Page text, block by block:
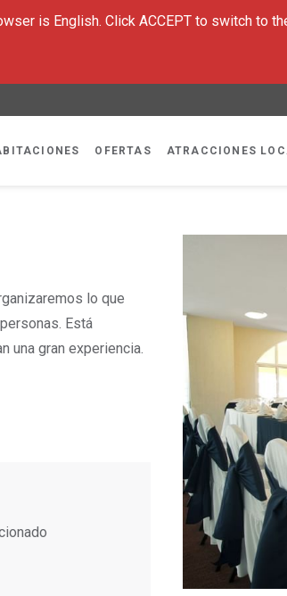
OFERTAS ATRACCIONES
is English. Click ACCEPT to switch to
lo que
Está
una gran experiencia.